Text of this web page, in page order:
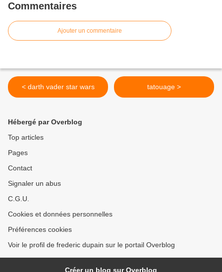
Commentaires
Ajouter un commentaire
< darth vader star wars tatouage >
Hébergé par Overblog
Top articles
Pages
Contact
Signaler un abus
C.G.U.
Cookies et données personnelles
Préférences cookies
Voir le profil de frederic dupain sur le portail Overblog
Créer un blog sur Overblog